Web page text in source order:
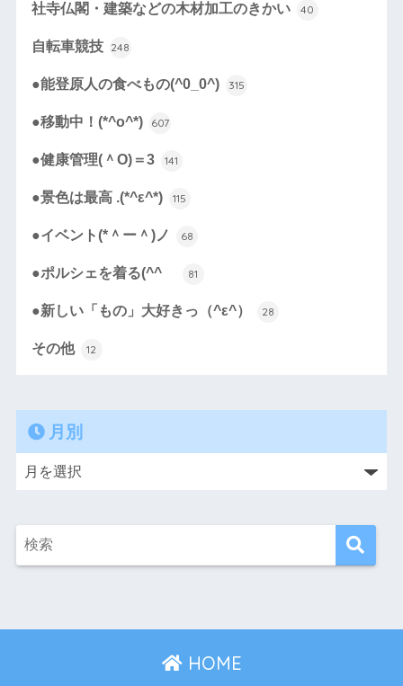
社寺仏閣・建築などの木材加工のきかい 40
自転車競技 248
●能登原人の食べもの(^0_0^) 315
●移動中！(*^o^*) 607
●健康管理(＾O)＝3 141
●景色は最高 .(*^ε^*) 115
●イベント(*＾ー＾)ノ 68
●ポルシェを着る(^^ゞ 81
●新しい「もの」大好きっ（^ε^） 28
その他 12
月別
HOME